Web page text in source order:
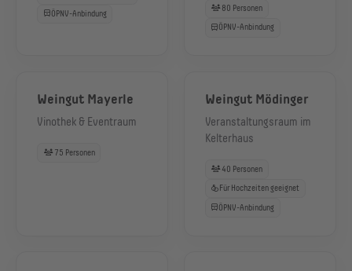
ÖPNV-Anbindung
80 Personen
ÖPNV-Anbindung
Weingut Mayerle
Vinothek & Eventraum
75 Personen
Weingut Mödinger
Veranstaltungsraum im
Kelterhaus
40 Personen
Für Hochzeiten geeignet
ÖPNV-Anbindung